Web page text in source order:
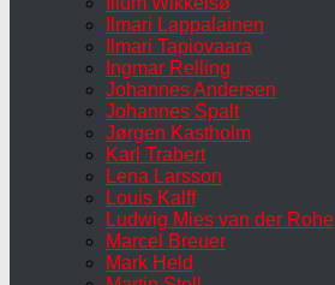
Ilmari Lappalainen
Ilmari Tapiovaara
Ingmar Relling
Johannes Andersen
Johannes Spalt
Jørgen Kastholm
Karl Trabert
Lena Larsson
Louis Kalff
Ludwig Mies van der Rohe
Marcel Breuer
Mark Held